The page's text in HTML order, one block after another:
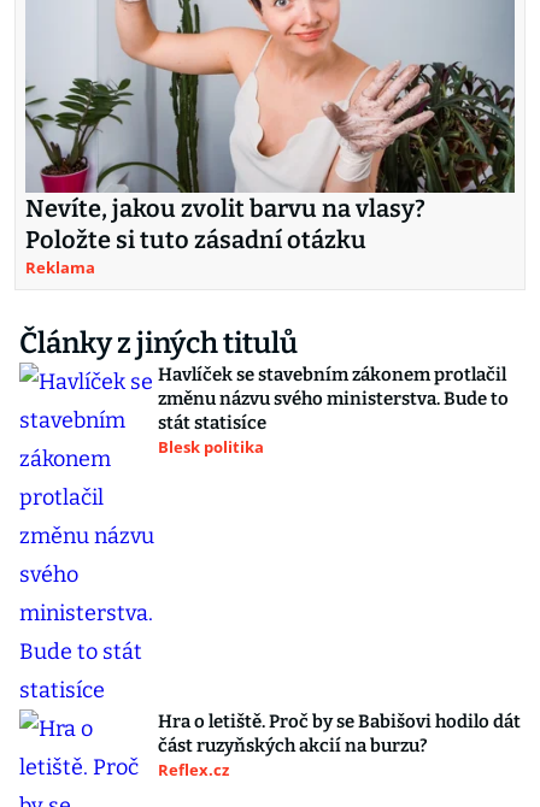
Nevíte, jakou zvolit barvu na vlasy?
Položte si tuto zásadní otázku
Reklama
Články z jiných titulů
Havlíček se stavebním zákonem protlačil
změnu názvu svého ministerstva. Bude to
stát statisíce
Blesk politika
Hra o letiště. Proč by se Babišovi hodilo dát
část ruzyňských akcií na burzu?
Reflex.cz